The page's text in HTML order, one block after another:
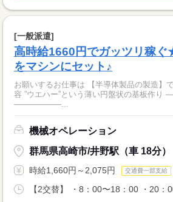
[一般派遣]
高時給1660円でガッツリ稼
をマシンにセット♪
お願いするお仕事は 【半導体製品の製造】です。 ▽詳しいお
容 ”ウエハー”という薄い円盤状の基
――――――...
機械オペレーション
群馬県高崎市/井野駅（車 18分）
時給1,660円～2,075円 交通費一部支給
【2交替】 ・8：00〜18：00 ・20：